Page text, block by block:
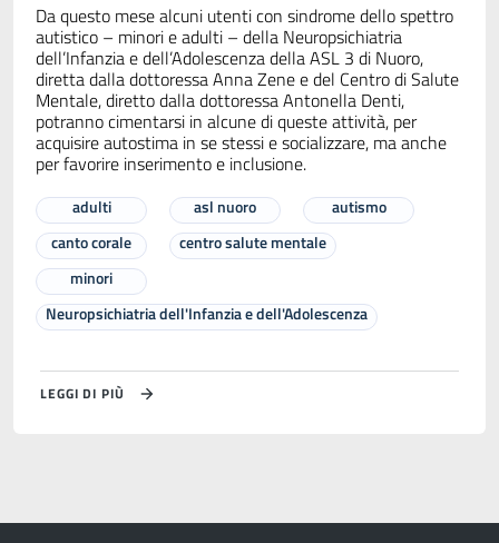
Da questo mese alcuni utenti con sindrome dello spettro
autistico – minori e adulti – della Neuropsichiatria
dell’Infanzia e dell’Adolescenza della ASL 3 di Nuoro,
diretta dalla dottoressa Anna Zene e del Centro di Salute
Mentale, diretto dalla dottoressa Antonella Denti,
potranno cimentarsi in alcune di queste attività, per
acquisire autostima in se stessi e socializzare, ma anche
per favorire inserimento e inclusione.
adulti asl nuoro
autismo
canto corale
centro salute mentale
minori
Neuropsichiatria dell'Infanzia e dell'Adolescenza
LEGGI DI PIÙ